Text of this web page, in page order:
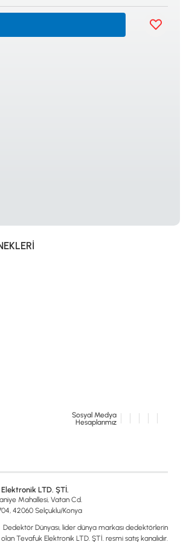
İSTANBUL
Sosyal Medya
Hesaplarımız
LTD. ŞTİ.
Mahallesi, Vatan Cd.
42060 Selçuklu/Konya
Dedektör Dünyası, lider dünya markası dedektörlerin
Tevafuk Elektronik LTD. ŞTİ. resmi satış kanalıdır.